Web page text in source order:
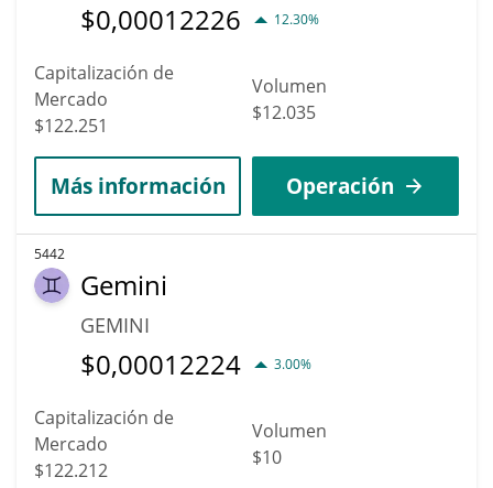
$0,00012226 12.30%
Capitalización de
Mercado
$122.251
Volumen
$12.035
Más información Operación
5442
Gemini
GEMINI
$0,00012224 3.00%
Capitalización de
Mercado
$122.212
Volumen
$10